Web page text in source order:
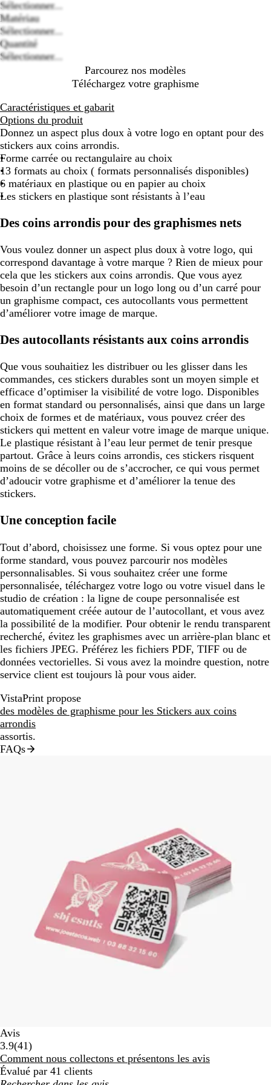
Sélectionner...
Matériau
Sélectionner...
Quantité
Sélectionner...
Parcourez nos modèles
Téléchargez votre graphisme
Caractéristiques et gabarit
Options du produit
Donnez un aspect plus doux à votre logo en optant pour des
stickers aux coins arrondis.
Forme carrée ou rectangulaire au choix
13 formats au choix ( formats personnalisés disponibles)
6 matériaux en plastique ou en papier au choix
Les stickers en plastique sont résistants à l’eau
Des coins arrondis pour des graphismes nets
Vous voulez donner un aspect plus doux à votre logo, qui
correspond davantage à votre marque ? Rien de mieux pour
cela que les stickers aux coins arrondis. Que vous ayez
besoin d’un rectangle pour un logo long ou d’un carré pour
un graphisme compact, ces autocollants vous permettent
d’améliorer votre image de marque.
Des autocollants résistants aux coins arrondis
Que vous souhaitiez les distribuer ou les glisser dans les
commandes, ces stickers durables sont un moyen simple et
efficace d’optimiser la visibilité de votre logo. Disponibles
en format standard ou personnalisés, ainsi que dans un large
choix de formes et de matériaux, vous pouvez créer des
stickers qui mettent en valeur votre image de marque unique.
Le plastique résistant à l’eau leur permet de tenir presque
partout. Grâce à leurs coins arrondis, ces stickers risquent
moins de se décoller ou de s’accrocher, ce qui vous permet
d’adoucir votre graphisme et d’améliorer la tenue des
stickers.
Une conception facile
Tout d’abord, choisissez une forme. Si vous optez pour une
forme standard, vous pouvez parcourir nos modèles
personnalisables. Si vous souhaitez créer une forme
personnalisée, téléchargez votre logo ou votre visuel dans le
studio de création : la ligne de coupe personnalisée est
automatiquement créée autour de l’autocollant, et vous avez
la possibilité de la modifier. Pour obtenir le rendu transparent
recherché, évitez les graphismes avec un arrière-plan blanc et
les fichiers JPEG. Préférez les fichiers PDF, TIFF ou de
données vectorielles. Si vous avez la moindre question, notre
service client est toujours là pour vous aider.
VistaPrint propose
des modèles de graphisme pour les Stickers aux coins
arrondis
assortis.
FAQs
Avis
3.9(4141
avis
)
Comment nous collectons et présentons les avis
Évalué par 41 clients